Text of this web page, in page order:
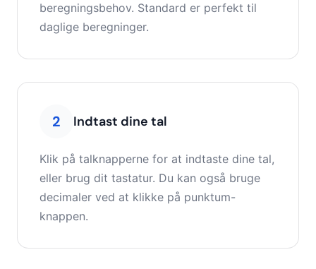
beregningsbehov. Standard er perfekt til
daglige beregninger.
2 Indtast dine tal
Klik på talknapperne for at indtaste dine tal,
eller brug dit tastatur. Du kan også bruge
decimaler ved at klikke på punktum-
knappen.